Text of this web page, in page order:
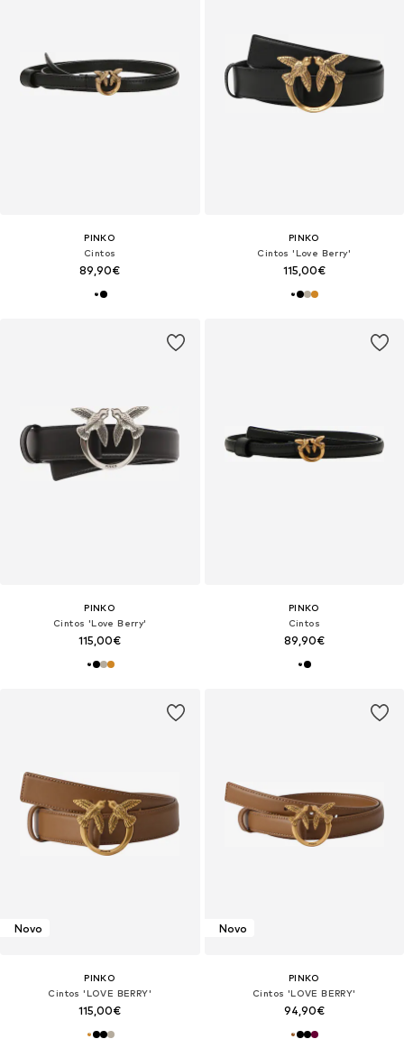
PINKO
Cintos
89,90€
PINKO
Cintos 'Love Berry'
115,00€
PINKO
Cintos 'Love Berry'
115,00€
PINKO
Cintos
89,90€
Novo
PINKO
Cintos 'LOVE BERRY'
115,00€
Novo
PINKO
Cintos 'LOVE BERRY'
94,90€